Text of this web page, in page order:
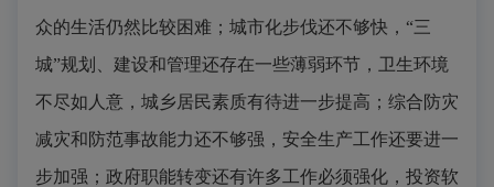
众的生活仍然比较困难；城市化步伐还不够快，“三
城”规划、建设和管理还存在一些薄弱环节，卫生环境
不尽如人意，城乡居民素质有待进一步提高；综合防灾
减灾和防范事故能力还不够强，安全生产工作还要进一
步加强；政府职能转变还有许多工作必须强化，投资软